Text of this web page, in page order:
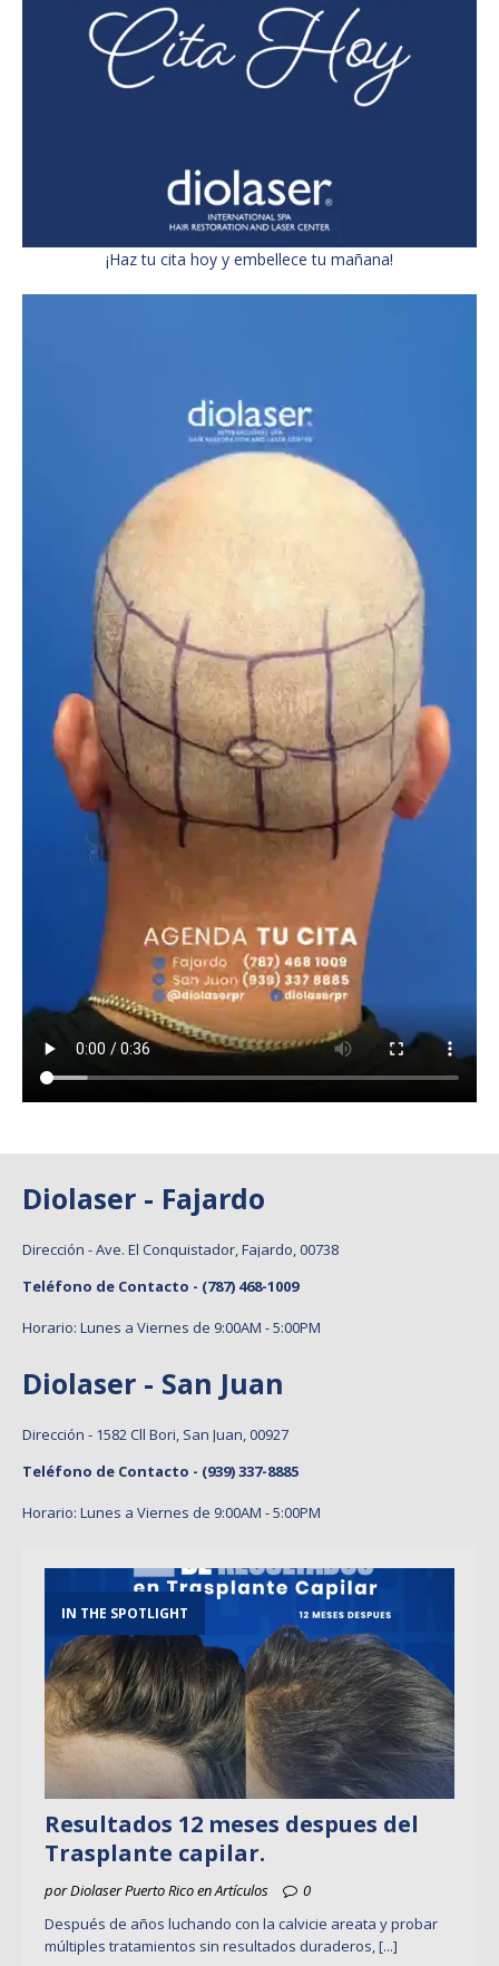
¡Haz tu cita hoy y embellece tu mañana!
Diolaser - Fajardo
Dirección - Ave. El Conquistador, Fajardo, 00738
Teléfono de Contacto - (787) 468-1009
Horario: Lunes a Viernes de 9:00AM - 5:00PM
Diolaser - San Juan
Dirección - 1582 Cll Bori, San Juan, 00927
Teléfono de Contacto - (939) 337-8885
Horario: Lunes a Viernes de 9:00AM - 5:00PM
IN THE SPOTLIGHT
Resultados 12 meses despues del
Trasplante capilar.
por Diolaser Puerto Rico en Artículos
0
Después de años luchando con la calvicie areata y probar
múltiples tratamientos sin resultados duraderos,[...]